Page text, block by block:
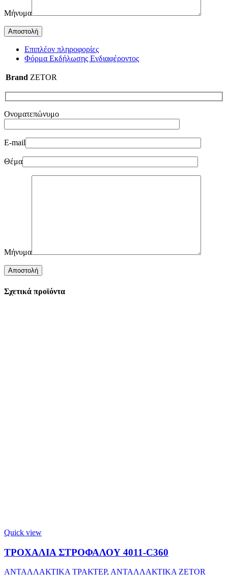
Μήνυμα
Επιπλέον πληροφορίες
Φόρμα Εκδήλωσης Ενδιαφέροντος
Brand ZETOR
Ονοματεπώνυμο
E-mail
Θέμα
Μήνυμα
Σχετικά προϊόντα
Quick view
ΤΡΟΧΑΛΙΑ ΣΤΡΟΦΑΛΟΥ 4011-C360
ΑΝΤΑΛΛΑΚΤΙΚΑ ΤΡΑΚΤΕΡ, ΑΝΤΑΛΛΑΚΤΙΚΑ ZETOR